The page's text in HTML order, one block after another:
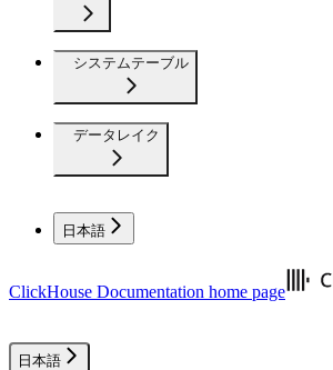
システムテーブル
データレイク
日本語
ClickHouse Documentation home page
日本語